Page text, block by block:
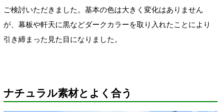
ご検討いただきました。基本の色は大きく変化はありません
が、幕板や軒天に黒などダークカラーを取り入れたことにより
引き締まった見た目になりました。
ナチュラル素材とよく合う